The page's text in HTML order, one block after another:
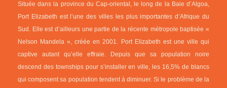
Située dans la province du Cap-oriental, le long de la Baie d’Algoa,
Port Elizabeth est l’une des villes les plus importantes d’Afrique du
Sud. Elle est d’ailleurs une partie de la récente métropole baptisée «
Nelson Mandela », créée en 2001. Port Elizabeth est une ville qui
captive autant qu’elle effraie. Depuis que sa population noire
descend des townships pour s’installer en ville, les 16,5% de blancs
qui composent sa population tendent à diminuer. Si le problème de la